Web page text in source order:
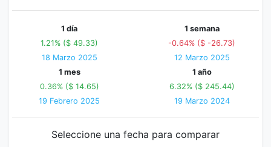
1 día
1.21% ($ 49.33)
18 Marzo 2025
1 semana
-0.64% ($ -26.73)
12 Marzo 2025
1 mes
0.36% ($ 14.65)
19 Febrero 2025
1 año
6.32% ($ 245.44)
19 Marzo 2024
Seleccione una fecha para comparar